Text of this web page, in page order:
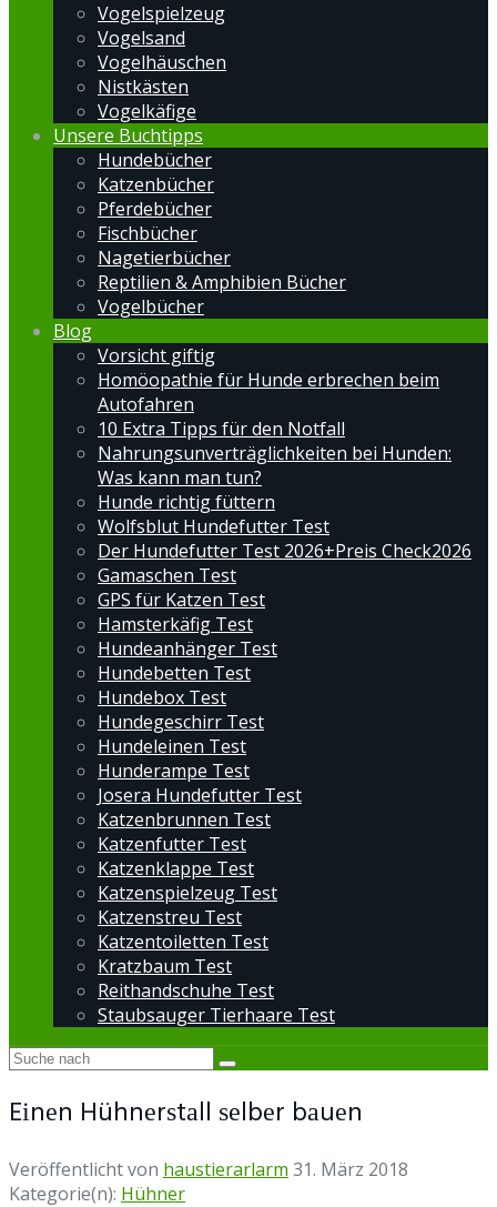
Vogelspielzeug
Vogelsand
Vogelhäuschen
Nistkästen
Vogelkäfige
Unsere Buchtipps
Hundebücher
Katzenbücher
Pferdebücher
Fischbücher
Nagetierbücher
Reptilien & Amphibien Bücher
Vogelbücher
Blog
Vorsicht giftig
Homöopathie für Hunde erbrechen beim
Autofahren
10 Extra Tipps für den Notfall
Nahrungsunverträglichkeiten bei Hunden:
Was kann man tun?
Hunde richtig füttern
Wolfsblut Hundefutter Test
Der Hundefutter Test 2026+Preis Check2026
Gamaschen Test
GPS für Katzen Test
Hamsterkäfig Test
Hundeanhänger Test
Hundebetten Test
Hundebox Test
Hundegeschirr Test
Hundeleinen Test
Hunderampe Test
Josera Hundefutter Test
Katzenbrunnen Test
Katzenfutter Test
Katzenklappe Test
Katzenspielzeug Test
Katzenstreu Test
Katzentoiletten Test
Kratzbaum Test
Reithandschuhe Test
Staubsauger Tierhaare Test
Eіnеn Hühnеrѕtаll ѕеlbеr bаuеn
Veröffentlicht von haustierarlarm 31. März 2018
Kategorie(n): Hühner